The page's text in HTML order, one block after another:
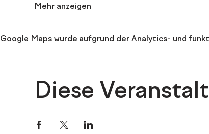
Mehr anzeigen
Google Maps wurde aufgrund der Analytics- und
Diese